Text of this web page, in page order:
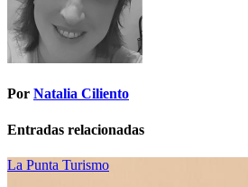
Por Natalia Ciliento
Entradas relacionadas
La Punta Turismo